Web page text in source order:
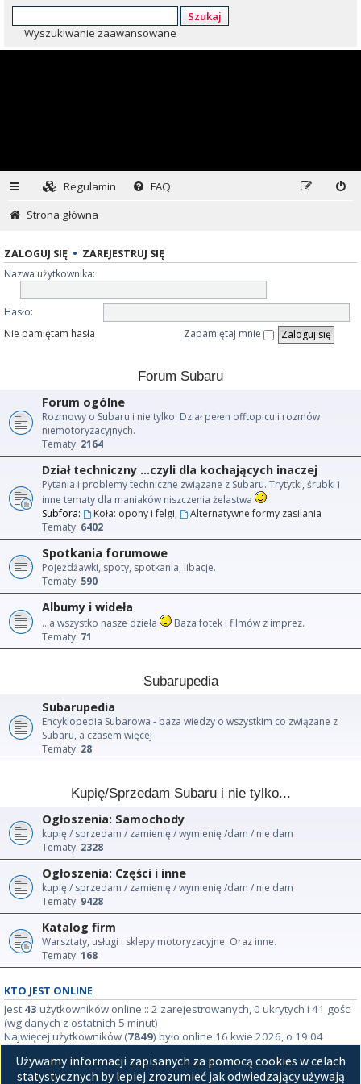
Szukaj
Wyszukiwanie zaawansowane
Regulamin
FAQ
Strona główna
ZALOGUJ SIĘ • ZAREJESTRUJ SIĘ
Nazwa użytkownika:
Hasło:
Nie pamiętam hasła
Zapamiętaj mnie
Forum Subaru
Forum ogólne
Rozmowy o Subaru i nie tylko. Dział pełen offtopicu i rozmów
niemotoryzacyjnych.
Tematy: 2164
Dział techniczny ...czyli dla kochających inaczej
Pytania i problemy techniczne związane z Subaru. Trytytki, śrubki i
inne tematy dla maniaków niszczenia żelastwa
Subfora:
Koła: opony i felgi,
Alternatywne formy zasilania
Tematy: 6402
Spotkania forumowe
Pojeżdżawki, spoty, spotkania, libacje.
Tematy: 590
Albumy i wideła
...a wszystko nasze dzieła
Baza fotek i filmów z imprez.
Tematy: 71
Subarupedia
Subarupedia
Encyklopedia Subarowa - baza wiedzy o wszystkim co związane z
Subaru, a czasem więcej
Tematy: 28
Kupię/Sprzedam Subaru i nie tylko...
Ogłoszenia: Samochody
kupię / sprzedam / zamienię / wymienię /dam / nie dam
Tematy: 2328
Ogłoszenia: Części i inne
kupię / sprzedam / zamienię / wymienię /dam / nie dam
Tematy: 9428
Katalog firm
Warsztaty, usługi i sklepy motoryzacyjne. Oraz inne.
Tematy: 168
KTO JEST ONLINE
Jest 43 użytkowników online :: 2 zarejestrowanych, 0 ukrytych i 41 gości
(wg danych z ostatnich 5 minut)
Najwięcej użytkowników (7849) było online 16 kwie 2026, o 19:04
STATYSTYKI
Używamy informacji zapisanych za pomocą cookies w celach
statystycznych by lepiej zrozumieć jak odwiedzający używają